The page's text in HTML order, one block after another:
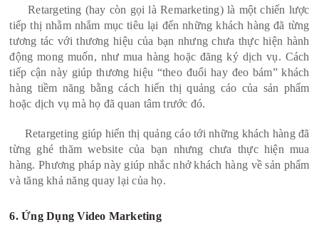
Retargeting (hay còn gọi là Remarketing) là một chiến lược
tiếp thị nhằm nhắm mục tiêu lại đến những khách hàng đã từng
tương tác với thương hiệu của bạn nhưng chưa thực hiện hành
động mong muốn, như mua hàng hoặc đăng ký dịch vụ. Cách
tiếp cận này giúp thương hiệu “theo đuổi hay đeo bám” khách
hàng tiềm năng bằng cách hiển thị quảng cáo của sản phẩm
hoặc dịch vụ mà họ đã quan tâm trước đó.
Retargeting giúp hiển thị quảng cáo tới những khách hàng đã
từng ghé thăm website của bạn nhưng chưa thực hiện mua
hàng. Phương pháp này giúp nhắc nhở khách hàng về sản phẩm
và tăng khả năng quay lại của họ.
6. Ứng Dụng Video Marketing